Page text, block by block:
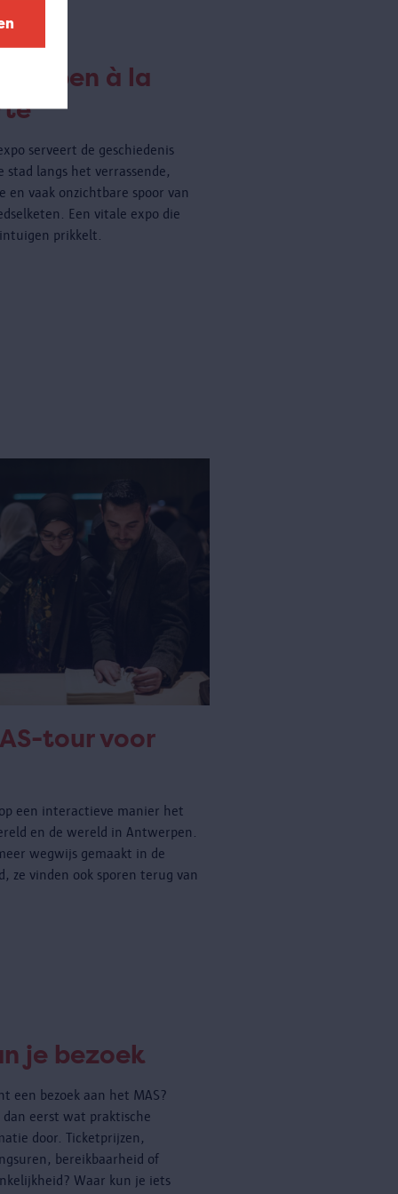
à la
serveert de geschiedenis
stad langs het verrassende,
en vaak onzichtbare spoor van
Een vitale expo die
prikkelt.
tour voor
een interactieve manier het
en de wereld in Antwerpen.
wegwijs gemaakt in de
ze vinden ook sporen terug van
je bezoek
een bezoek aan het MAS?
dan eerst wat praktische
door. Ticketprijzen,
bereikbaarheid of
Waar kun je iets